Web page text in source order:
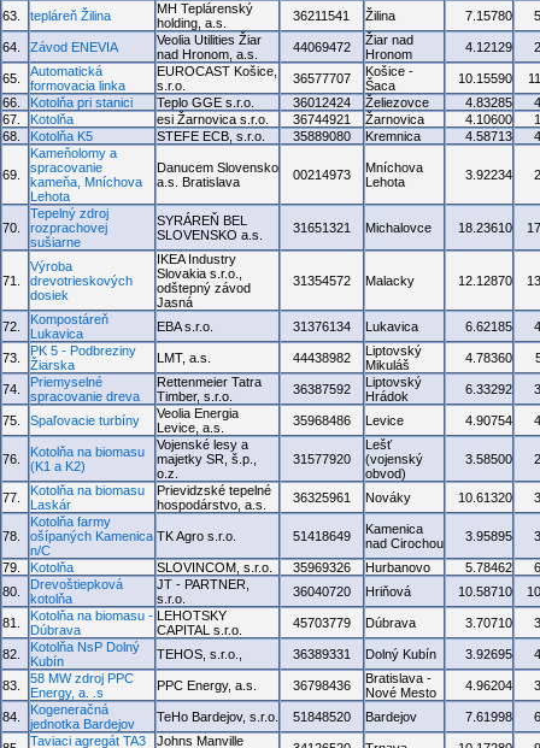
63. tepláreň Žilina
MH Teplárenský
holding, a.s.
36211541 Žilina 7.15780
64. Závod ENEVIA
Veolia Utilities Žiar
nad Hronom, a.s.
44069472
Žiar nad
Hronom
4.12129
65.
Automatická
formovacia linka
EUROCAST Košice,
s.r.o.
36577707
Košice -
Šaca
10.15590
66.
Kotolňa pri stanici Teplo GGE s.r.o. 36012424 Želiezovce 4.83285
67.
Kotolňa esi Žarnovica s.r.o. 36744921 Žarnovica 4.10600
68.
Kotolňa K5 STEFE ECB, s.r.o. 35889080 Kremnica 4.58713
69.
Kameňolomy a
spracovanie
kameňa, Mníchova
Lehota
Danucem Slovensko
a.s. Bratislava
00214973
Mníchova
Lehota
3.92234
70.
Tepelný zdroj
rozprachovej
sušiarne
SYRÁREŇ BEL
SLOVENSKO a.s.
31651321 Michalovce 18.23610
71.
Výroba
drevotrieskových
dosiek
IKEA Industry
Slovakia s.r.o.,
odštepný závod
Jasná
31354572 Malacky 12.12870
72.
Kompostáreň
Lukavica
EBA s.r.o. 31376134 Lukavica 6.62185
73.
PK 5 - Podbreziny
Žiarska
LMT, a.s. 44438982
Liptovský
Mikuláš
4.78360
74.
Priemyselné
spracovanie dreva
Rettenmeier Tatra
Timber, s.r.o.
36387592
Liptovský
Hrádok
6.33292
75. Spaľovacie turbíny
Veolia Energia
Levice, a.s.
35968486 Levice 4.90754
76.
Kotolňa na biomasu
(K1 a K2)
Vojenské lesy a
majetky SR, š.p.,
o.z.
31577920
Lešť
(vojenský
obvod)
3.58500
77.
Kotolňa na biomasu
Laskár
Prievidzské tepelné
hospodárstvo, a.s.
36325961 Nováky 10.61320
78.
Kotolňa farmy
ošípaných Kamenica
n/C
TK Agro s.r.o. 51418649
Kamenica
nad Cirochou
3.95895
79. Kotolňa SLOVINCOM, s.r.o. 35969326 Hurbanovo 5.78462
80.
Drevoštiepková
kotolňa
JT - PARTNER,
s.r.o.
36040720 Hriňová 10.58710
81.
Kotolňa na biomasu -
Dúbrava
LEHOTSKY
CAPITAL s.r.o.
45703779 Dúbrava 3.70710
82.
Kotolňa NsP Dolný
Kubín
TEHOS, s.r.o., 36389331 Dolný Kubín 3.92695
83.
58 MW zdroj PPC
Energy, a. .s
PPC Energy, a.s. 36798436
Bratislava -
Nové Mesto
4.96204
84.
Kogeneračná
jednotka Bardejov
TeHo Bardejov, s.r.o. 51848520 Bardejov 7.61998
Taviaci agregát TA3 Johns Manville